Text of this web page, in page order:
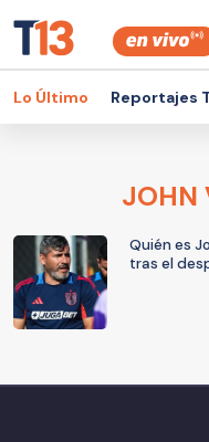
Lo Último Reportajes
JOHN
Quién es
tras el